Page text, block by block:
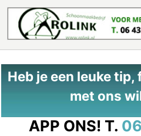
Heb je een leuke
met ons
APP ONS! T.